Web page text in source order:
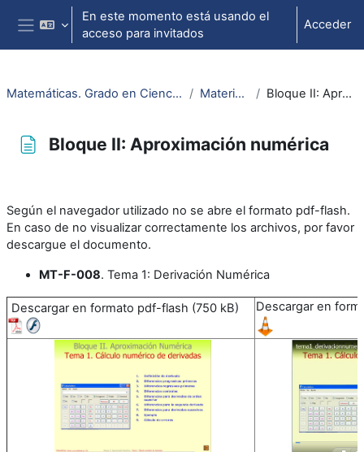
Salta al contenido principal
Panel lateral
En este momento está usando el
acceso para invitados
Acceder
Matemáticas. Grado en Ciencia y Tecnología de los alimentos Materiales teóricos Bloque II: Aproximación numérica
Bloque II: Aproximación numérica
Según el navegador utilizado no se abre el formato pdf-flash.
En caso de no visualizar correctamente los archivos, por favor
descargue el documento.
MT-F-008. Tema 1: Derivación Numérica
Descargar en formato pdf-flash (750 kB) Descargar en